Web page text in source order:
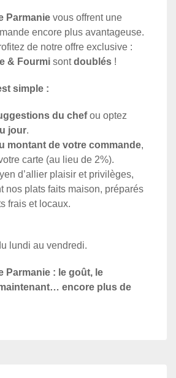
Parmanie vous offrent une
encore plus avantageuse.
de notre offre exclusive :
& Fourmi sontdoublés !
simple :
du chefou optez
jour.
montant de votre commande,
carte (au lieu de 2%).
d’allier plaisir et privilèges,
nos plats faits maison, préparés
frais et locaux.
lundi au vendredi.
Parmanie : le goût, le
encore plus de